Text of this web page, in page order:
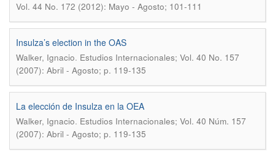
Vol. 44 No. 172 (2012): Mayo - Agosto; 101-111
Insulza’s election in the OAS
Walker, Ignacio. Estudios Internacionales; Vol. 40 No. 157
(2007): Abril - Agosto; p. 119-135
La elección de Insulza en la OEA
Walker, Ignacio. Estudios Internacionales; Vol. 40 Núm. 157
(2007): Abril - Agosto; p. 119-135